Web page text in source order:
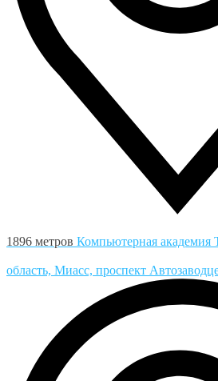
1896 метров Компьютерная академия
область, Миасс, проспект